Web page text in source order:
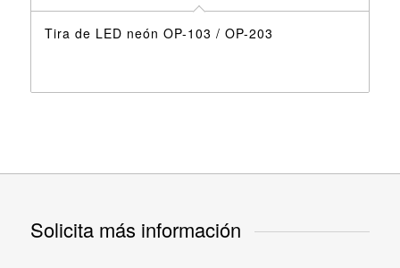
Tira de LED neón OP-103 / OP-203
Solicita más información